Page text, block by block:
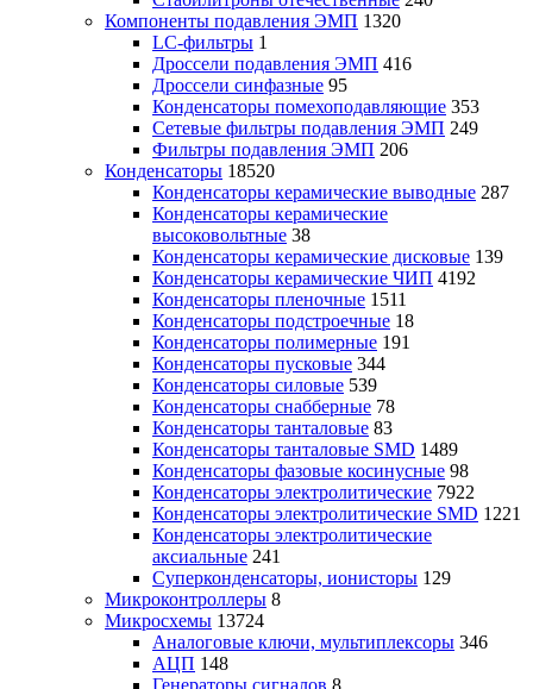
Компоненты подавления ЭМП 1320
LC-фильтры 1
Дроссели подавления ЭМП 416
Дроссели синфазные 95
Конденсаторы помехоподавляющие 353
Сетевые фильтры подавления ЭМП 249
Фильтры подавления ЭМП 206
Конденсаторы 18520
Конденсаторы керамические выводные 287
Конденсаторы керамические
высоковольтные 38
Конденсаторы керамические дисковые 139
Конденсаторы керамические ЧИП 4192
Конденсаторы пленочные 1511
Конденсаторы подстроечные 18
Конденсаторы полимерные 191
Конденсаторы пусковые 344
Конденсаторы силовые 539
Конденсаторы снабберные 78
Конденсаторы танталовые 83
Конденсаторы танталовые SMD 1489
Конденсаторы фазовые косинусные 98
Конденсаторы электролитические 7922
Конденсаторы электролитические SMD 1221
Конденсаторы электролитические
аксиальные 241
Суперконденсаторы, ионисторы 129
Микроконтроллеры 8
Микросхемы 13724
Аналоговые ключи, мультиплексоры 346
АЦП 148
Генераторы сигналов 8